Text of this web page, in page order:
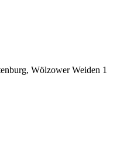
Wölzower Weiden 1